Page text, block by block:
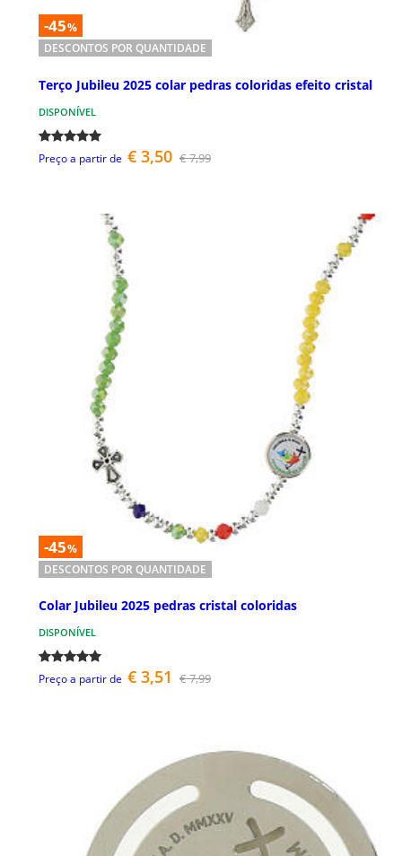
-45%
DESCONTOS POR QUANTIDADE
Terço Jubileu 2025 colar pedras coloridas efeito cristal
DISPONÍVEL
Preço a partir de € 3,50 € 7,99
-45%
DESCONTOS POR QUANTIDADE
Colar Jubileu 2025 pedras cristal coloridas
DISPONÍVEL
Preço a partir de € 3,51 € 7,99